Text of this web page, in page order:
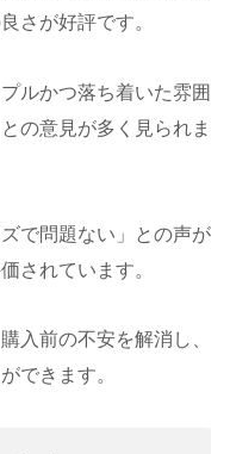
さが好評です。
ルかつ落ち着いた雰囲
の意見が多く見られま
で問題ない」との声が
されています。
入前の不安を解消し、
できます。